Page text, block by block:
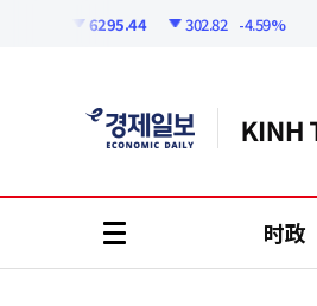
6295.44 302.82 -4.59%
时政